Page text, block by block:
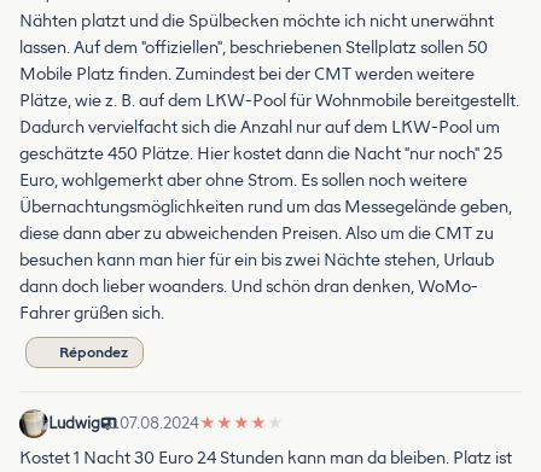
Nähten platzt und die Spülbecken möchte ich nicht unerwähnt
lassen. Auf dem "offiziellen", beschriebenen Stellplatz sollen 50
Mobile Platz finden. Zumindest bei der CMT werden weitere
Plätze, wie z. B. auf dem LKW-Pool für Wohnmobile bereitgestellt.
Dadurch vervielfacht sich die Anzahl nur auf dem LKW-Pool um
geschätzte 450 Plätze. Hier kostet dann die Nacht "nur noch" 25
Euro, wohlgemerkt aber ohne Strom. Es sollen noch weitere
Übernachtungsmöglichkeiten rund um das Messegelände geben,
diese dann aber zu abweichenden Preisen. Also um die CMT zu
besuchen kann man hier für ein bis zwei Nächte stehen, Urlaub
dann doch lieber woanders. Und schön dran denken, WoMo-
Fahrer grüßen sich.
Répondez
Ludwig 07.08.2024★ ★ ★ ★ ★
Kostet 1 Nacht 30 Euro 24 Stunden kann man da bleiben. Platz ist